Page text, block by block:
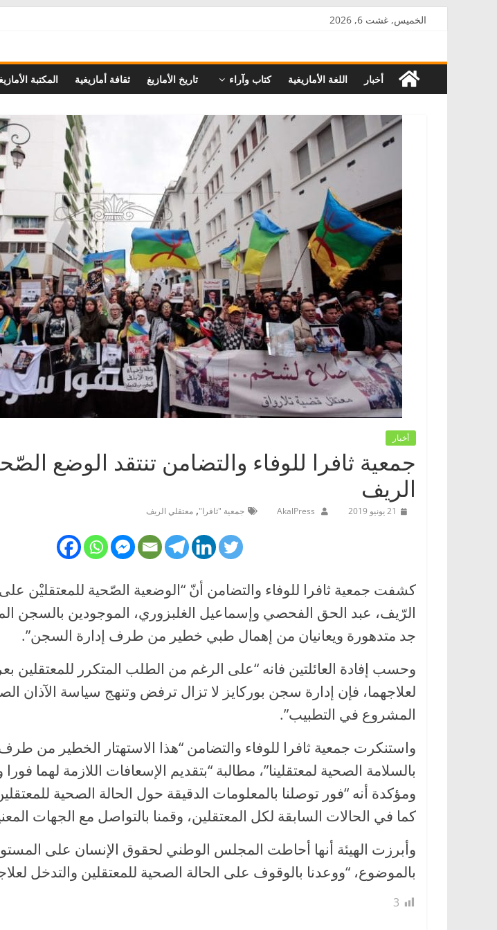
الخميس, غشت 6, 2026
AkalPress
منبر
المغرب
أخبار اللغة الأمازيغية كتاب وآراء تاريخ الأمازيغ ثقافة أمازيغية المكتبة
أخبار
جمعية ثافرا للوفاء والتضامن تنتقد الوضع
الريف‬
21 يونيو 2019 AkalPress جمعية "ثافرا", معتقلي الريف
كشفت جمعية ثافرا للوفاء والتضامن أنّ “الوضعية الصّحية للمعتقليْن
الرّيف، عبد الحق الفحصي وإسماعيل الغلبزوري، الموجودين بالسجن
جد متدهورة ويعانيان من إهمال طبي خطير من طرف إدارة السجن”.
وحسب إفادة العائلتين فانه “على الرغم من الطلب المتكرر للمعتقلين
لعلاجهما، فإن إدارة سجن بوركايز لا تزال ترفض وتنهج سياسة الآذان
المشروع في التطبيب”.
واستنكرت جمعية ثافرا للوفاء والتضامن “هذا الاستهتار الخطير من
بالسلامة الصحية لمعتقلينا”، مطالبة “بتقديم الإسعافات اللازمة لهما
ومؤكدة أنه “فور توصلنا بالمعلومات الدقيقة حول الحالة الصحية
كما في الحالات السابقة لكل المعتقلين، وقمنا بالتواصل مع الجهات
وأبرزت الهيئة أنها أحاطت المجلس الوطني لحقوق الإنسان على
بالموضوع، “ووعدنا بالوقوف على الحالة الصحية للمعتقلين والتدخل
3